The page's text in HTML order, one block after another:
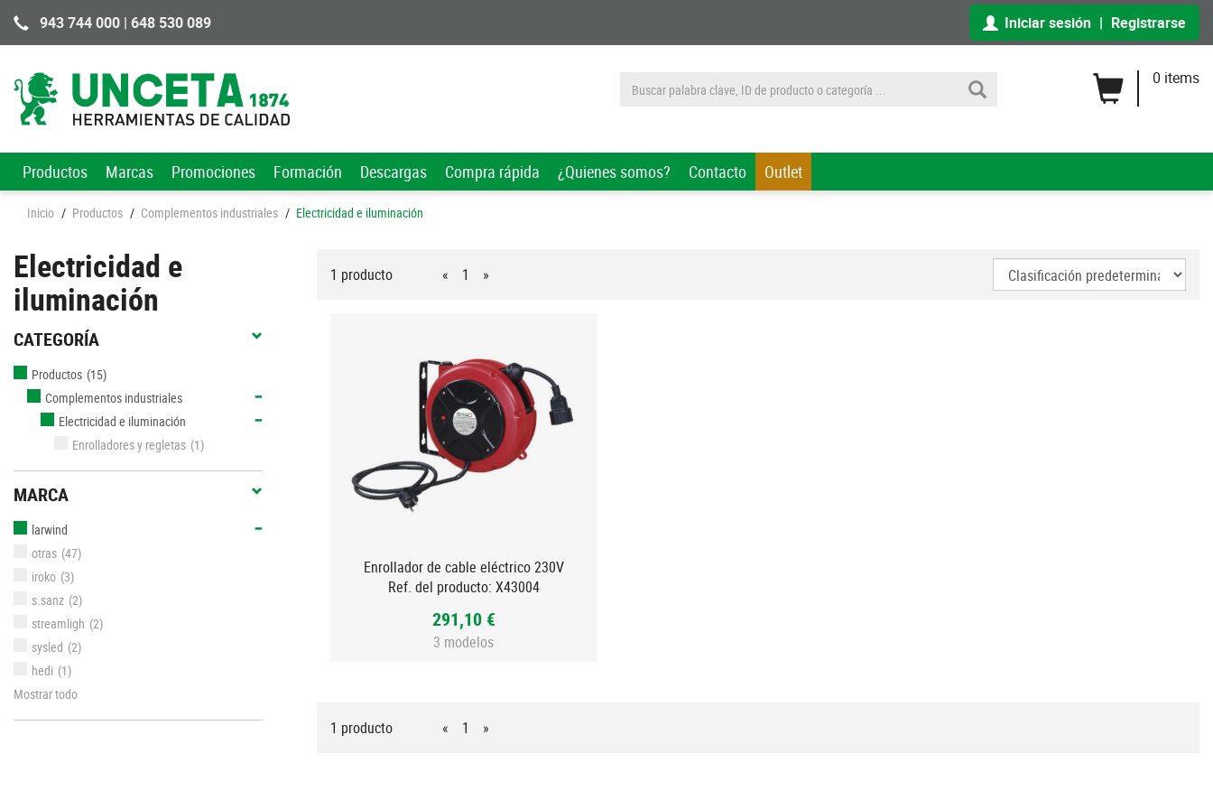
943 744 000 | 648 530 089 Iniciar sesión | Registrarse
0 items
Productos Marcas Promociones Formación Descargas Compra rápida ¿Quienes somos? Contacto Outlet
Inicio / Productos / Complementos industriales / Electricidad e iluminación
Electricidad e
iluminación
CATEGORÍA
Productos (15)
Complementos industriales
Electricidad e iluminación
Enrolladores y regletas (1)
MARCA
larwind
otras (47)
iroko (3)
s.sanz (2)
streamligh (2)
sysled (2)
hedi (1)
Mostrar todo
1 producto « 1 »
Enrollador de cable eléctrico 230V
Ref. del producto: X43004
291,10 €
3 modelos
1 producto « 1 »